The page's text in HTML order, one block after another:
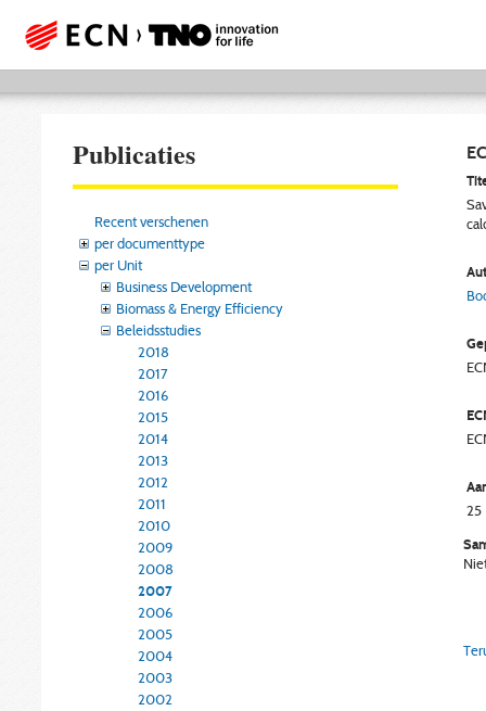
Publicaties
Recent verschenen
per documenttype
per Unit
Business Development
Biomass & Energy Efficiency
Beleidsstudies
2018
2017
2016
2015
2014
2013
2012
2011
2010
2009
2008
2007
2006
2005
2004
2003
2002
25